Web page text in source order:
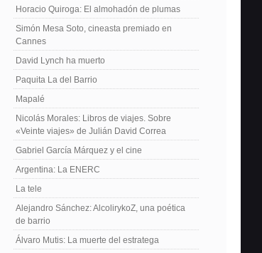
Horacio Quiroga: El almohadón de plumas
Simón Mesa Soto, cineasta premiado en
Cannes
David Lynch ha muerto
Paquita La del Barrio
Mapalé
Nicolás Morales: Libros de viajes. Sobre
«Veinte viajes» de Julián David Correa
Gabriel García Márquez y el cine
Argentina: La ENERC
La tele
Alejandro Sánchez: AlcolirykoZ, una poética
de barrio
Álvaro Mutis: La muerte del estratega